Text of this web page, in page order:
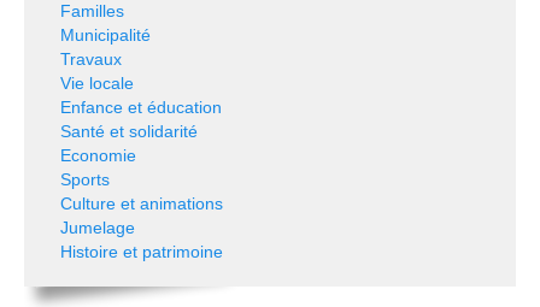
Familles
Municipalité
Travaux
Vie locale
Enfance et éducation
Santé et solidarité
Economie
Sports
Culture et animations
Jumelage
Histoire et patrimoine